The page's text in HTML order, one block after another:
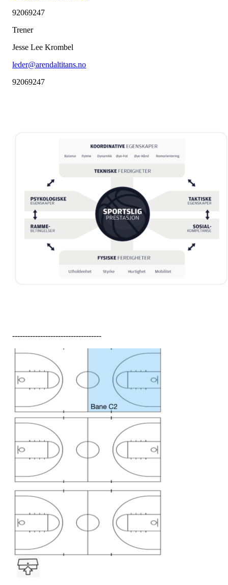
92069247
Trener
Jesse Lee Krombel
leder@arendaltitans.no
92069247
-----------------------------------